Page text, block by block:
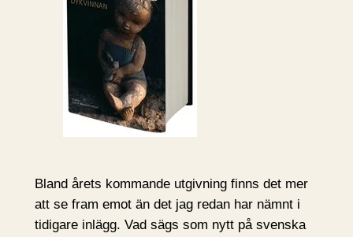
Bland årets kommande utgivning finns det mer
att se fram emot än det jag redan har nämnt i
tidigare inlägg. Vad sägs som nytt på svenska